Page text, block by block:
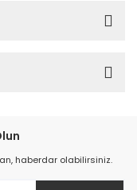
haberdar olabilirsiniz.